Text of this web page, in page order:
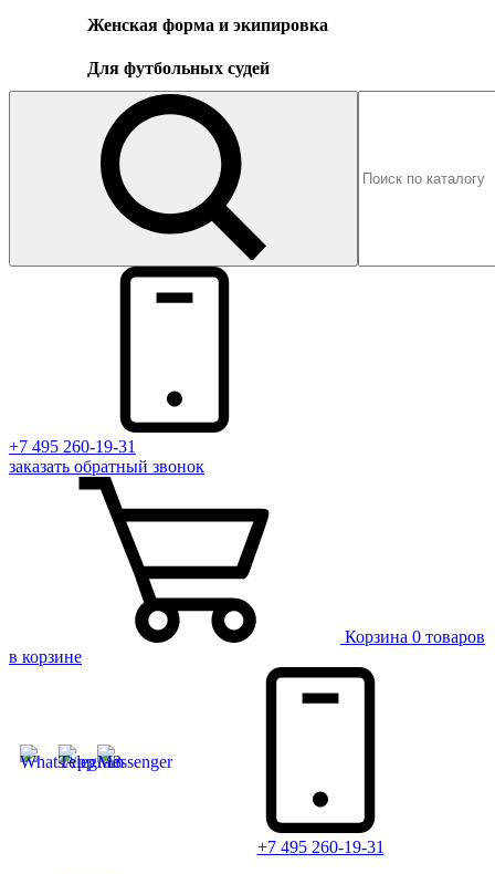
Женская форма и экипировка
Для футбольных судей
+7 495 260-19-31
заказать обратный звонок
Корзина 0 товаров
в корзине
+7 495 260-19-31